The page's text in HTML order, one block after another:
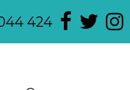
424